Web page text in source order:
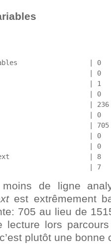
| 0
| 0
| 1
| 0
|
| 0
|
| 0
| 0
| 8
moins de ligne
est extrêmement
705 au lieu de
lecture lors
plutôt une bonne